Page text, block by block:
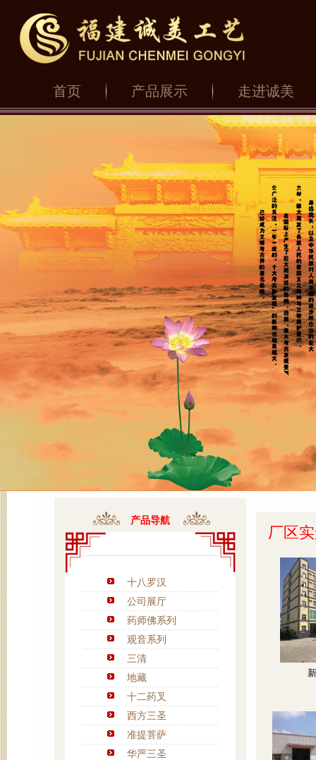
首页 产品展示 走进诚美
产品导航
十八罗汉
公司展厅
药师佛系列
观音系列
三清
地藏
十二药叉
西方三圣
准提菩萨
华严三圣
厂区